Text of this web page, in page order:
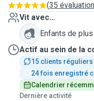
(35
Vit avec...
Enfants de
Actif au sein de la
15 clients réguliers
24 fois enregistré
Calendrier
Dernière activité